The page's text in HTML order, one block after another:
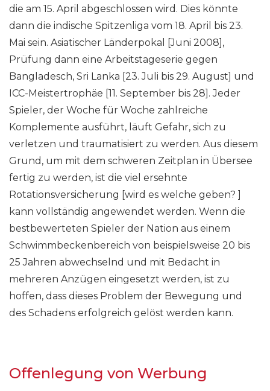
die am 15. April abgeschlossen wird. Dies könnte
dann die indische Spitzenliga vom 18. April bis 23.
Mai sein. Asiatischer Länderpokal [Juni 2008],
Prüfung dann eine Arbeitstageserie gegen
Bangladesch, Sri Lanka [23. Juli bis 29. August] und
ICC-Meistertrophäe [11. September bis 28]. Jeder
Spieler, der Woche für Woche zahlreiche
Komplemente ausführt, läuft Gefahr, sich zu
verletzen und traumatisiert zu werden. Aus diesem
Grund, um mit dem schweren Zeitplan in Übersee
fertig zu werden, ist die viel ersehnte
Rotationsversicherung [wird es welche geben? ]
kann vollständig angewendet werden. Wenn die
bestbewerteten Spieler der Nation aus einem
Schwimmbeckenbereich von beispielsweise 20 bis
25 Jahren abwechselnd und mit Bedacht in
mehreren Anzügen eingesetzt werden, ist zu
hoffen, dass dieses Problem der Bewegung und
des Schadens erfolgreich gelöst werden kann.
Offenlegung von Werbung